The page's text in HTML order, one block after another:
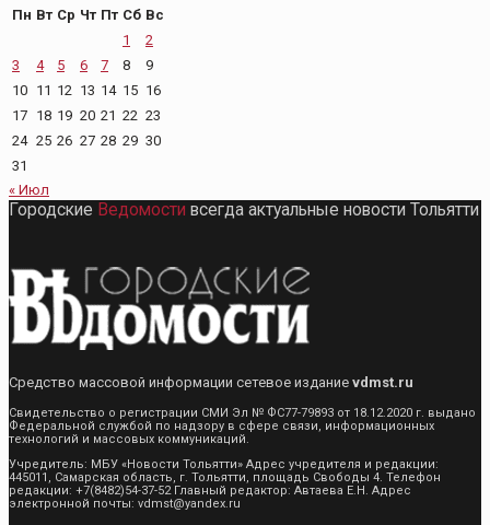
Пн Вт Ср Чт Пт Сб Вс
1
2
3
4 5 6 7 8
9
10 11 12 13 14 15 16
17 18 19 20 21 22 23
24 25 26 27 28 29 30
31
« Июл
Городские Ведомости всегда актуальные новости Тольятти
Средство массовой информации сетевое издание vdmst.ru
Свидетельство о регистрации СМИ Эл № ФС77-79893 от 18.12.2020 г. выдано
Федеральной службой по надзору в сфере связи, информационных
технологий и массовых коммуникаций.
Учредитель: МБУ «Новости Тольятти» Адрес учредителя и редакции:
445011, Самарская область, г. Тольятти, площадь Свободы 4. Телефон
редакции: +7(8482)54-37-52 Главный редактор: Автаева Е.Н. Адрес
электронной почты: vdmst@yandex.ru